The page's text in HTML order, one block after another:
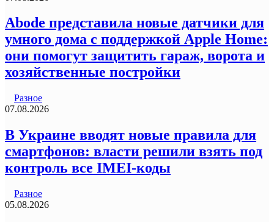
Abode представила новые датчики для
умного дома с поддержкой Apple Home:
они помогут защитить гараж, ворота и
хозяйственные постройки
Разное
07.08.2026
В Украине вводят новые правила для
смартфонов: власти решили взять под
контроль все IMEI-коды
Разное
05.08.2026